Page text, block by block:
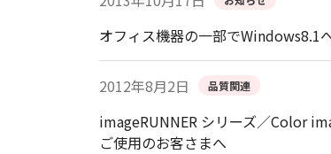
オフィス機器の一部でWindows8.1
2012年8月2日 品質関連
imageRUNNER シリーズ／Color
ご使用のお客さまへ